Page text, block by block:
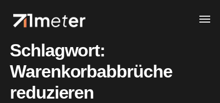
Schlagwort:
Warenkorbabbrüche
reduzieren